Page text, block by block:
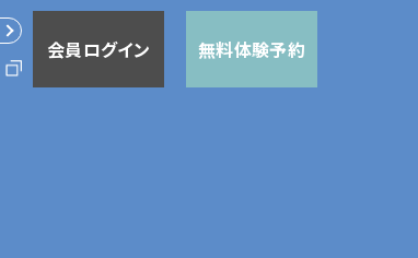
会員ログイン 無料体験予約